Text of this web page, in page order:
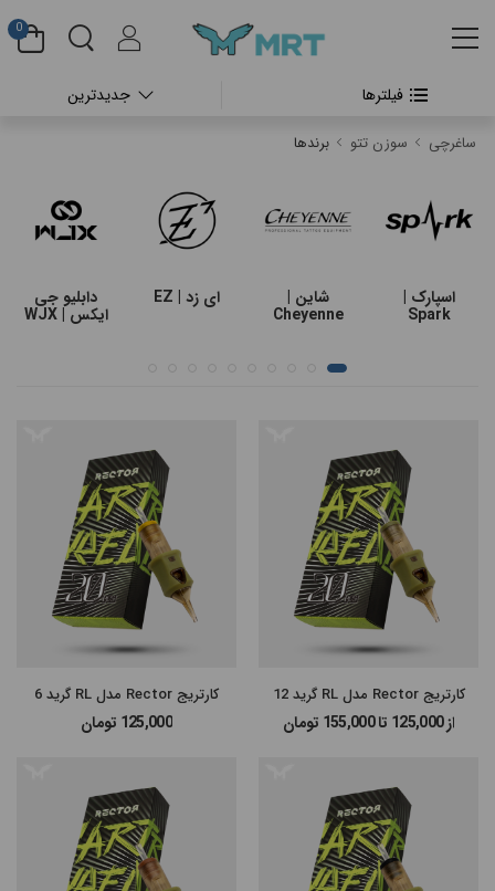
#بدون دسته بندی
#پن شارژی تتو
#پن شارژی FK IRONS
#پن شارژی EZ MACHINE
#سایر پن‌های شارژی
#پن تتو
0
ساغرچی سوزن تتو برندها
اسپارک |
Spark
شاین |
Cheyenne
ای زد | EZ دابلیو جی
ایکس | WJX
فیلترها جدیدترین
کارتریج Rector مدل RL گرید 12
از 125,000 تا 155,000 تومان
کارتریج Rector مدل RL گرید 6
125,000 تومان